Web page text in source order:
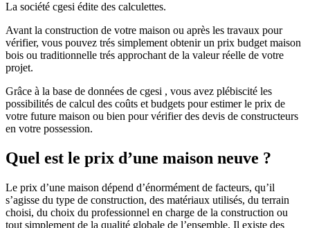
La société cgesi édite des calculettes.
Avant la construction de votre maison ou après les travaux pour
vérifier, vous pouvez trés simplement obtenir un prix budget maison
bois ou traditionnelle trés approchant de la valeur réelle de votre
projet.
Grâce à la base de données de cgesi , vous avez plébiscité les
possibilités de calcul des coûts et budgets pour estimer le prix de
votre future maison ou bien pour vérifier des devis de constructeurs
en votre possession.
Quel est le prix d’une maison neuve ?
Le prix d’une maison dépend d’énormément de facteurs, qu’il
s’agisse du type de construction, des matériaux utilisés, du terrain
choisi, du choix du professionnel en charge de la construction ou
tout simplement de la qualité globale de l’ensemble. Il existe des